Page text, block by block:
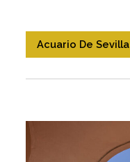
Acuario De Sevilla